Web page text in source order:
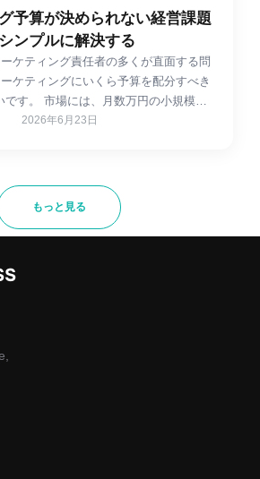
予算が決められない経営課題
ンプルに解決する
ケティング責任者の多くが直面する問
ケティングにいくら予算を配分すべき
です。 市場には、月数万円の小規模…
2026年6月23日
もっと見る